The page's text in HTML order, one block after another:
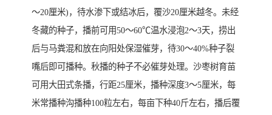
～20厘米)，待水渗下或结冰后，覆沙20厘米越冬。未经
冬藏的种子，播前可用50～60℃温水浸泡2～3天，捞出
后与马粪混和放在向阳处保湿催芽，待30～40%种子裂
嘴后即可播种。秋播的种子不必催芽处理。沙枣树育苗
可用大田式条播，行距25厘米，播种深度3～5厘米，每
米常播种沟播种100粒左右，每亩下种40斤左右，播后覆